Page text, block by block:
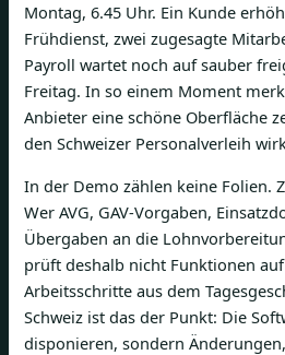
Montag, 6.45 Uhr. Ein Kunde
Frühdienst, zwei zugesagte
Payroll wartet noch auf sauber
Freitag. In so einem Moment
Anbieter eine schöne Oberfläche
den Schweizer Personalverleih
In der Demo zählen keine Folien.
Wer AVG, GAV-Vorgaben,
Übergaben an die
prüft deshalb nicht Funktionen
Arbeitsschritte aus dem
Schweiz ist das der Punkt: Die
disponieren, sondern